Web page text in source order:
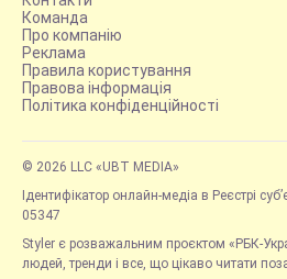
Команда
Про компанію
Реклама
Правила користування
Правова інформація
Політика конфіденційності
© 2026 LLC «UBT MEDIA»
Ідентифікатор онлайн-медіа в Реєстрі
05347
Styler є розважальним проєктом «РБК-
людей, тренди і все, що цікаво читати